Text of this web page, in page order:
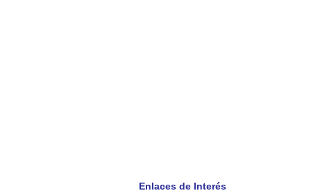
Enlaces de Interés